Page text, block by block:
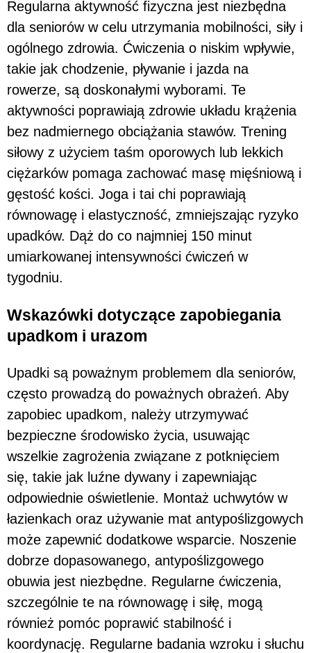
Regularna aktywność fizyczna jest niezbędna
dla seniorów w celu utrzymania mobilności, siły i
ogólnego zdrowia. Ćwiczenia o niskim wpływie,
takie jak chodzenie, pływanie i jazda na
rowerze, są doskonałymi wyborami. Te
aktywności poprawiają zdrowie układu krążenia
bez nadmiernego obciążania stawów. Trening
siłowy z użyciem taśm oporowych lub lekkich
ciężarków pomaga zachować masę mięśniową i
gęstość kości. Joga i tai chi poprawiają
równowagę i elastyczność, zmniejszając ryzyko
upadków. Dąż do co najmniej 150 minut
umiarkowanej intensywności ćwiczeń w
tygodniu.
Wskazówki dotyczące zapobiegania
upadkom i urazom
Upadki są poważnym problemem dla seniorów,
często prowadzą do poważnych obrażeń. Aby
zapobiec upadkom, należy utrzymywać
bezpieczne środowisko życia, usuwając
wszelkie zagrożenia związane z potknięciem
się, takie jak luźne dywany i zapewniając
odpowiednie oświetlenie. Montaż uchwytów w
łazienkach oraz używanie mat antypoślizgowych
może zapewnić dodatkowe wsparcie. Noszenie
dobrze dopasowanego, antypoślizgowego
obuwia jest niezbędne. Regularne ćwiczenia,
szczególnie te na równowagę i siłę, mogą
również pomóc poprawić stabilność i
koordynację. Regularne badania wzroku i słuchu